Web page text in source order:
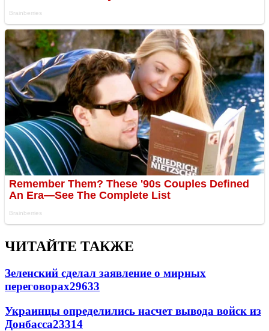
ЧИТАЙТЕ ТАКЖЕ
Зеленский сделал заявление о мирных
переговорах29633
Украинцы определились насчет вывода войск из
Донбасса23314